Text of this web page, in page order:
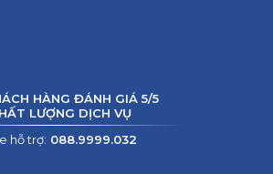
HÀNG ĐÁNH GIÁ 5/5
LƯỢNG DỊCH VỤ
hỗ trợ: 088.9999.032